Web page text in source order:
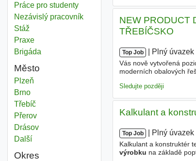
Práce pro studenty
Nezávislý pracovník
Stáž
Praxe
Brigáda
Město
Vývoj výrobku
Plzeň
Vývoj výrobku
Brno
Vývoj výrobku
Třebíč
Vývoj výrobku
Přerov
Vývoj výrobku
Drásov
Dalšíměsta
Okres
NEW PRODUCT
TŘEBÍČSKO
Top Job Plný úvazek
Vás nově vytvořená
moderních obalových
Sledujte později
Kalkulant a
Top Job Plný úvazek
Kalkulant a konstruktér
výrobku na základě